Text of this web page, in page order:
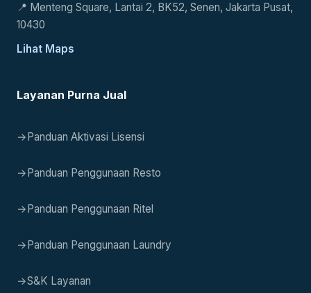
📍 Menteng Square, Lantai 2, BK52, Senen, Jakarta Pusat,
10430
Lihat Maps
Layanan Purna Jual
→Panduan Aktivasi Lisensi
→Panduan Penggunaan Resto
→Panduan Penggunaan Ritel
→Panduan Penggunaan Laundry
→S&K Layanan